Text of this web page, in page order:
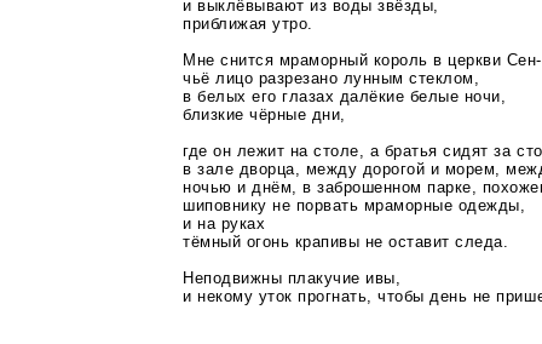
и выклёвывают из воды звёзды,
приближая утро.
Мне снится мраморный король в церкви
чьё лицо разрезано лунным стеклом,
в белых его глазах далёкие белые ночи,
близкие чёрные дни,
где он лежит на столе, а братья сидят за
в зале дворца, между дорогой и морем,
ночью и днём, в заброшенном парке,
шиповнику не порвать мраморные одежды,
и на руках
тёмный огонь крапивы не оставит следа.
Неподвижны плакучие ивы,
и некому уток прогнать, чтобы день не